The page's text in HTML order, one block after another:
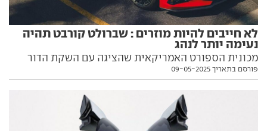
לא חייבים להיות מוזרים : שברולט קורבט תהיה
נעימה יותר לנהג
מכונית הספורט האמריקאית שהציגה עם השקת הדור
הנוכחי סביבת נהג שנויה במחלוקת, חוזרת לעיצוב הגיוני
פורסם בתאריך 09-05-2025